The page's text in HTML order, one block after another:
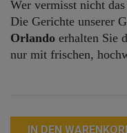
Wer vermisst nicht das
Die Gerichte unserer
Orlando erhalten Sie
nur mit frischen,
IN DEN